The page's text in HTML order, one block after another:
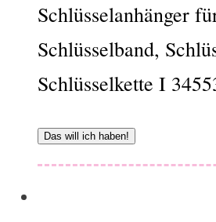
Schlüsselanhänger
Schlüsselband,
Schlüsselkette I
Das will ich haben!